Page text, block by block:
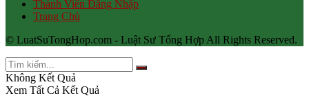
Thành Viên Đăng Nhập
Trang Chủ
© LuatSuTongHop.com - Luật Sư Tổng Hợp All Rights Reserved.
Không Kết Quả
Xem Tất Cả Kết Quả